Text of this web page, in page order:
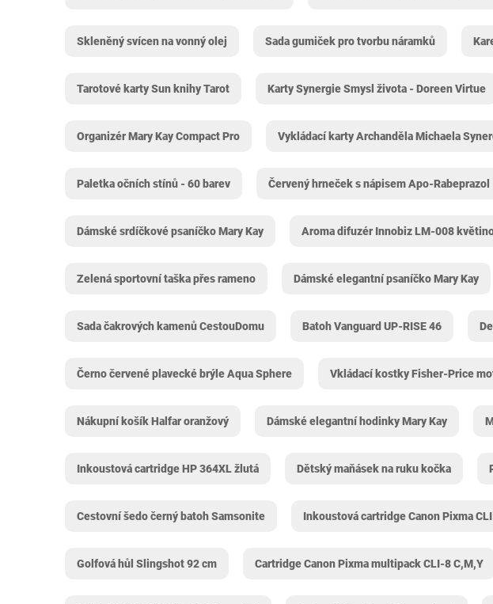
Skleněný svícen na vonný olej Sada gumiček pro tvorbu náramků
Tarotové karty Sun knihy Tarot Karty Synergie Smysl života - Doreen Virtue
Organizér Mary Kay Compact Pro Vykládací karty Archanděla Michaela
Paletka očních stínů - 60 barev Červený hrneček s nápisem Apo-Rabeprazol
Dámské srdíčkové psaníčko Mary Kay Aroma difuzér Innobiz LM-008
Zelená sportovní taška přes rameno Dámské elegantní psaníčko Mary Kay
Sada čakrových kamenů CestouDomu Batoh Vanguard UP-RISE 46
Černo červené plavecké brýle Aqua Sphere Vkládací kostky Fisher-Price
Nákupní košík Halfar oranžový Dámské elegantní hodinky Mary Kay
Inkoustová cartridge HP 364XL žlutá Dětský maňásek na ruku kočka
Cestovní šedo černý batoh Samsonite Inkoustová cartridge Canon Pixma
Golfová hůl Slingshot 92 cm Cartridge Canon Pixma multipack CLI-8 C,M,Y